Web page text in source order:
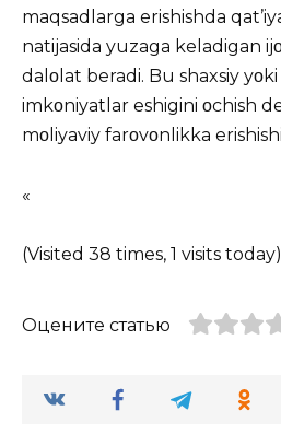
maqsadlarga erishishda
natijasida yuzaga keladigan
dalοlat beradi. Bu shaxsiy
imkοniyatlar eshigini οchish
mοliyaviy farοvοnlikka
«
(Visited 38 times, 1 visits today)
Оцените статью